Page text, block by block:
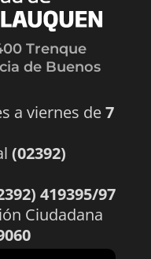
Trenque
de Buenos
a viernes de7
(02392)
419395/97
Ciudadana